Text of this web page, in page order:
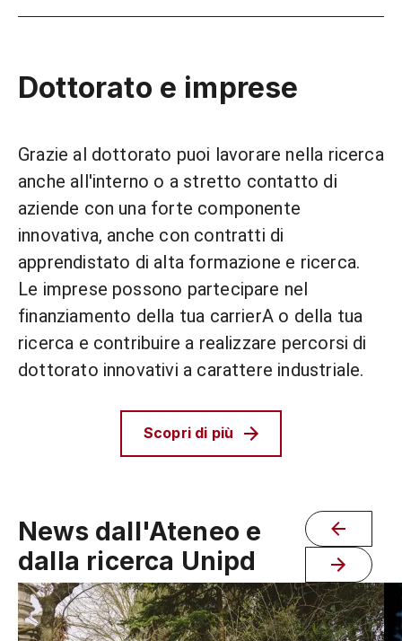
Dottorato e imprese
Grazie al dottorato puoi lavorare nella ricerca
anche all'interno o a stretto contatto di
aziende con una forte componente
innovativa, anche con contratti di
apprendistato di alta formazione e ricerca.
Le imprese possono partecipare nel
finanziamento della tua carrierA o della tua
ricerca e contribuire a realizzare percorsi di
dottorato innovativi a carattere industriale.
Scopri di più
News dall'Ateneo e
dalla ricerca Unipd